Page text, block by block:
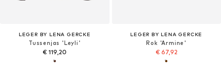
LEGER BY LENA GERCKE
Tussenjas 'Leyli'
€ 119,20
LEGER BY LENA GERCKE
Rok 'Armine'
€ 67,92